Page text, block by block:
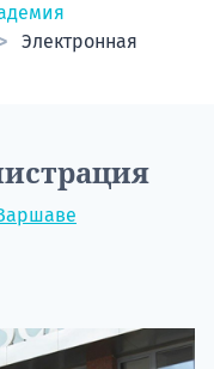
Электронная